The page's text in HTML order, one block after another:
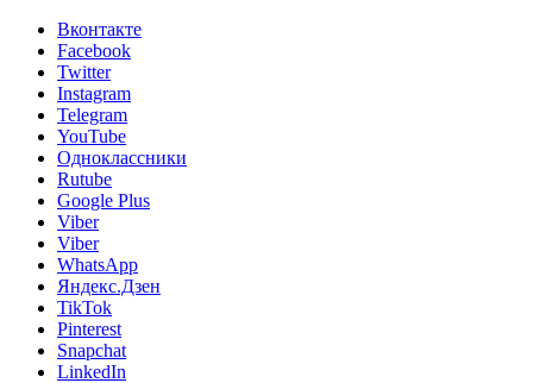
Вконтакте
Facebook
Twitter
Instagram
Telegram
YouTube
Одноклассники
Rutube
Google Plus
Viber
Viber
WhatsApp
Яндекс.Дзен
TikTok
Pinterest
Snapchat
LinkedIn